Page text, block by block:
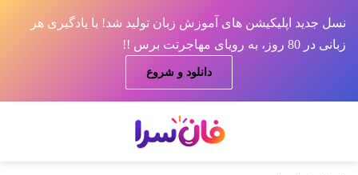
نسل جدید اپلیکیشن های آموزش زبان تولید شد! با یادگیری هر
زبانی در 80 روز، به رویای مهاجرتت برس !!
دانلود و شروع